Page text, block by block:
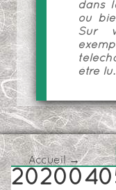
dans
ou
Sur
être lu.
Accueil→